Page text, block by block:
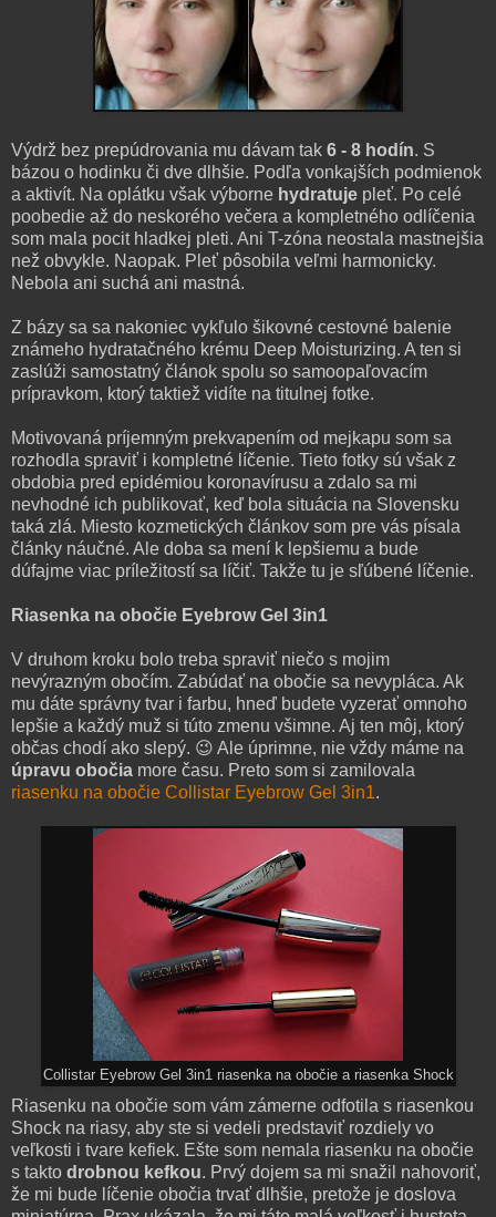
Výdrž bez prepúdrovania mu dávam tak 6 - 8 hodín. S
bázou o hodinku či dve dlhšie. Podľa vonkajších podmienok
a aktivít. Na oplátku však výborne hydratuje pleť. Po celé
poobedie až do neskorého večera a kompletného odlíčenia
som mala pocit hladkej pleti. Ani T-zóna neostala mastnejšia
než obvykle. Naopak. Pleť pôsobila veľmi harmonicky.
Nebola ani suchá ani mastná.
Z bázy sa sa nakoniec vykľulo šikovné cestovné balenie
známeho hydratačného krému Deep Moisturizing. A ten si
zaslúži samostatný článok spolu so samoopaľovacím
prípravkom, ktorý taktiež vidíte na titulnej fotke.
Motivovaná príjemným prekvapením od mejkapu som sa
rozhodla spraviť i kompletné líčenie. Tieto fotky sú však z
obdobia pred epidémiou koronavírusu a zdalo sa mi
nevhodné ich publikovať, keď bola situácia na Slovensku
taká zlá. Miesto kozmetických článkov som pre vás písala
články náučné. Ale doba sa mení k lepšiemu a bude
dúfajme viac príležitostí sa líčiť. Takže tu je sľúbené líčenie.
Riasenka na obočie Eyebrow Gel 3in1
V druhom kroku bolo treba spraviť niečo s mojim
nevýrazným obočím. Zabúdať na obočie sa nevypláca. Ak
mu dáte správny tvar i farbu, hneď budete vyzerať omnoho
lepšie a každý muž si túto zmenu všimne. Aj ten môj, ktorý
občas chodí ako slepý. 😉 Ale úprimne, nie vždy máme na
úpravu obočia more času. Preto som si zamilovala
riasenku na obočie Collistar Eyebrow Gel 3in1.
Collistar Eyebrow Gel 3in1 riasenka na obočie a riasenka Shock
Riasenku na obočie som vám zámerne odfotila s riasenkou
Shock na riasy, aby ste si vedeli predstaviť rozdiely vo
veľkosti i tvare kefiek. Ešte som nemala riasenku na obočie
s takto drobnou kefkou. Prvý dojem sa mi snažil nahovoriť,
že mi bude líčenie obočia trvať dlhšie, pretože je doslova